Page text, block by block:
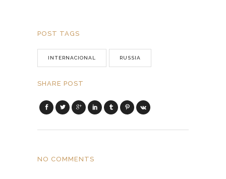
POST TAGS
INTERNACIONAL RUSSIA
SHARE POST
NO COMMENTS